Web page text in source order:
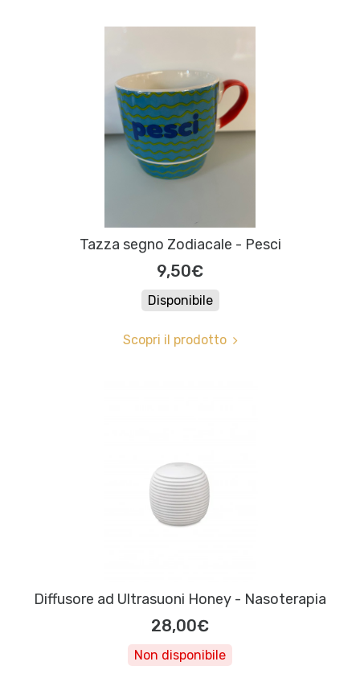
Tazza segno Zodiacale - Pesci
9,50€
Disponibile
Scopri il prodotto
Diffusore ad Ultrasuoni Honey - Nasoterapia
28,00€
Non disponibile